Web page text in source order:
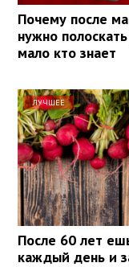
Почему после
нужно
мало кто знает
ЛУЧШЕЕ
После 60 лет
каждый день и